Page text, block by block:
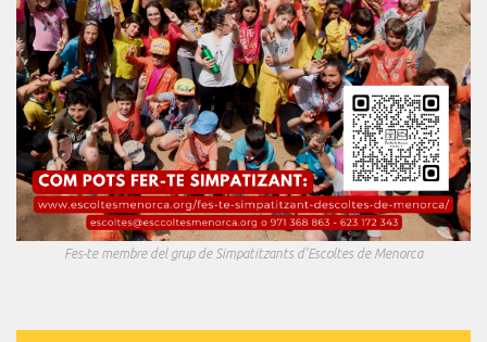
Fes-te membre del grup de Simpatitzants d'Escoltes de Menorca